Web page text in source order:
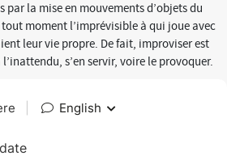
par la mise en mouvements d’objets du
moment l’imprévisible à qui joue avec
leur vie propre. De fait, improviser est
s’en servir, voire le provoquer.